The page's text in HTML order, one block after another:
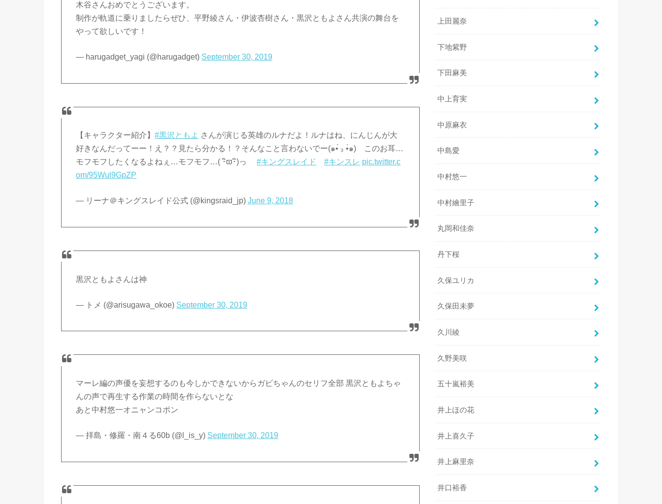
木谷さんおめでとうございます。
制作が軌道に乗りましたらぜひ、平野綾さん・伊波杏樹さん・黒沢ともよさん共演の舞台を
やって欲しいです！
— harugadget_yagi (@harugadget) September 30, 2019
【キャラクター紹介】#黒沢ともよ さんが演じる英雄のルナだよ！ルナはね、にんじんが大
好きなんだってーー！え？？見たら分かる！？そんなこと言わないでー(๑•́ ₃ •̀๑) このお耳…
モフモフしたくなるよねぇ…モフモフ…( ･ิϖ･ิ)っ#キングスレイド #キンスレ pic.twitter.c
om/95Wul9GpZP
— リーナ＠キングスレイド公式 (@kingsraid_jp)June 9, 2018
黒沢ともよさんは神
— トメ (@arisugawa_okoe) September 30, 2019
マーレ編の声優を妄想するのも今しかできないからガビちゃんのセリフ全部 黒沢ともよちゃ
んの声で再生する作業の時間を作らないとな
あと中村悠一オニャンコポン
— 拝島・修羅・南４る60b (@l_is_y) September 30, 2019
上田麗奈
下地紫野
下田麻美
中上育実
中原麻衣
中島愛
中村悠一
中村繪里子
丸岡和佳奈
丹下桜
久保ユリカ
久保田未夢
久川綾
久野美咲
五十嵐裕美
井上ほの花
井上喜久子
井上麻里奈
井口裕香